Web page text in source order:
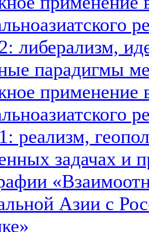
либерализм,
парадигмы
применение
реализм,
задачах и
Азии с